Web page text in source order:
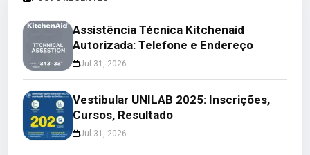
Assistência Técnica Kitchenaid
Autorizada: Telefone e Endereço
Jul 31, 2026
Vestibular UNILAB 2025: Inscrições,
Cursos, Resultado
Jul 31, 2026